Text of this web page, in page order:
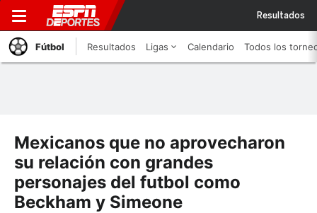
Resultados
Fútbol Resultados Ligas Calendario Todos los
Mexicanos que no aprovecharon
su relación con grandes
personajes del futbol como
Beckham y Simeone